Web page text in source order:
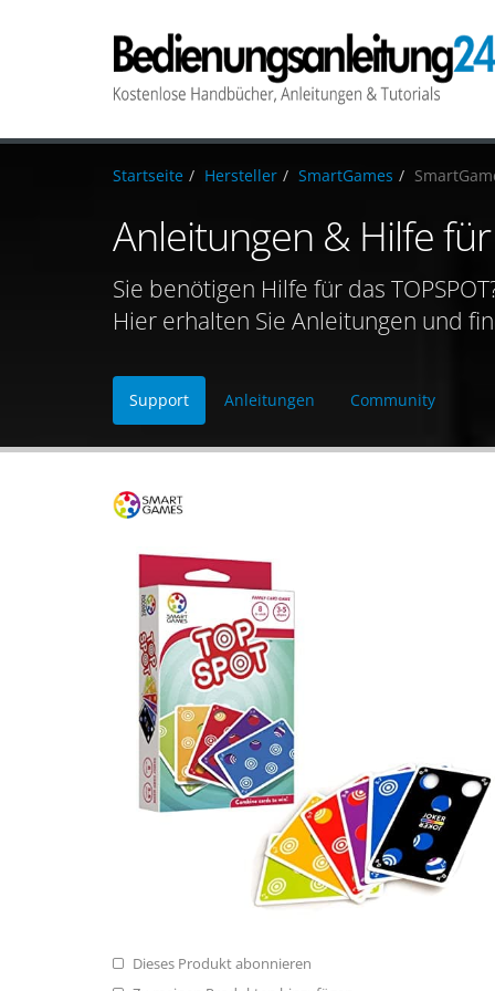
Startseite Hersteller SmartGames
Anleitungen & Hilfe
Sie benötigen Hilfe für das
Hier erhalten Sie Anleitungen und
Support Anleitungen Community
Dieses Produkt abonnieren